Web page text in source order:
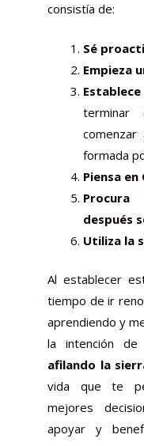
consistía de:
Sé
Empieza
terminar
comenzar
formada
Piensa en
después
Utiliza la
Al establecer
tiempo de ir
aprendiendo y
la intención
afilando la
vida que te
mejores
apoyar y